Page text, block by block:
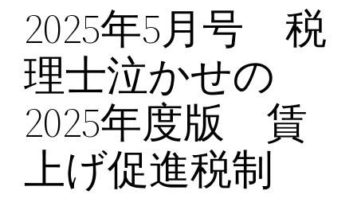
2025年5月号 税
理士泣かせの
2025年度版 賃
上げ促進税制